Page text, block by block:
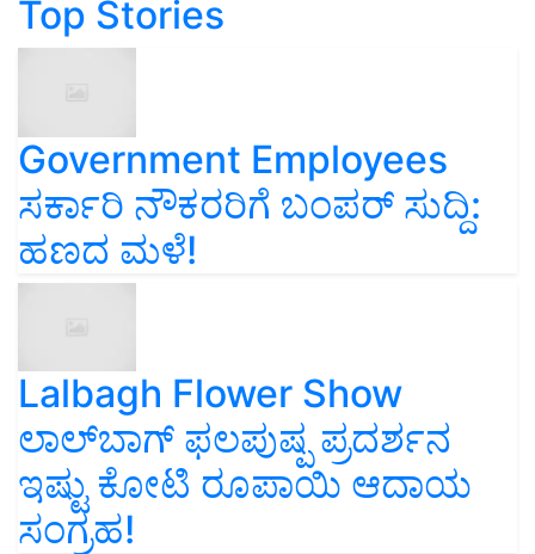
Top Stories
Government Employees
ಸರ್ಕಾರಿ ನೌಕರರಿಗೆ ಬಂಪರ್‌ ಸುದ್ದಿ:
ಹಣದ ಮಳೆ!
Lalbagh Flower Show
ಲಾಲ್‌ಬಾಗ್ ಫಲಪುಷ್ಪ ಪ್ರದರ್ಶನ
ಇಷ್ಟು ಕೋಟಿ ರೂಪಾಯಿ ಆದಾಯ
ಸಂಗ್ರಹ!